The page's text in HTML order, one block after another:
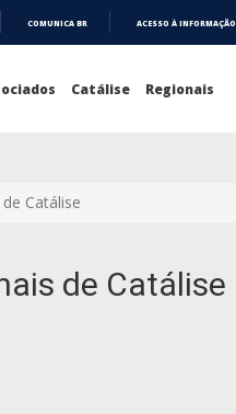
COMUNICA BR ACESSO À INFORMAÇÃO
Catálise Regionais
Catálise
de Catálise